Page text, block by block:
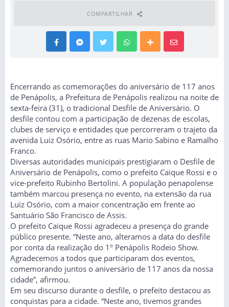
COMPARTILHAR
Encerrando as comemorações do aniversário de 117 anos
de Penápolis, a Prefeitura de Penápolis realizou na noite de
sexta-feira (31), o tradicional Desfile de Aniversário. O
desfile contou com a participação de dezenas de escolas,
clubes de serviço e entidades que percorreram o trajeto da
avenida Luiz Osório, entre as ruas Mario Sabino e Ramalho
Franco.
Diversas autoridades municipais prestigiaram o Desfile de
Aniversário de Penápolis, como o prefeito Caique Rossi e o
vice-prefeito Rubinho Bertolini. A população penapolense
também marcou presença no evento, na extensão da rua
Luiz Osório, com a maior concentração em frente ao
Santuário São Francisco de Assis.
O prefeito Caique Rossi agradeceu a presença do grande
público presente. “Neste ano, alteramos a data do desfile
por conta da realização do 1º Penápolis Rodeio Show.
Agradecemos a todos que participaram dos eventos,
comemorando juntos o aniversário de 117 anos da nossa
cidade”, afirmou.
Em seu discurso durante o desfile, o prefeito destacou as
conquistas para a cidade. “Neste ano, tivemos grandes